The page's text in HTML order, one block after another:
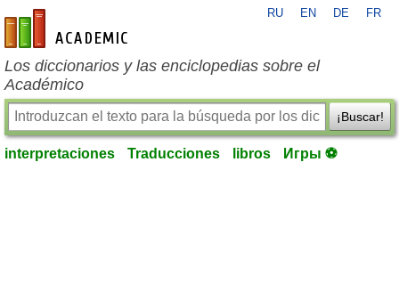
es-academic.com
RU EN DE FR
Los diccionarios y las enciclopedias sobre el
Académico
¡Buscar!
interpretaciones Traducciones libros Игры ⚽